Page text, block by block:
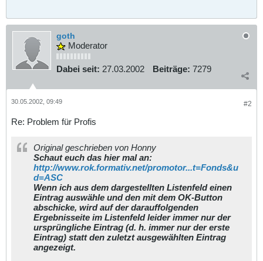
goth
Moderator
Dabei seit: 27.03.2002 Beiträge: 7279
#2
30.05.2002, 09:49
Re: Problem für Profis
Original geschrieben von Honny
Schaut euch das hier mal an:
http://www.rok.formativ.net/promotor...t=Fonds&u
d=ASC
Wenn ich aus dem dargestellten Listenfeld einen
Eintrag auswähle und den mit dem OK-Button
abschicke, wird auf der darauffolgenden
Ergebnisseite im Listenfeld leider immer nur der
ursprüngliche Eintrag (d. h. immer nur der erste
Eintrag) statt den zuletzt ausgewählten Eintrag
angezeigt.